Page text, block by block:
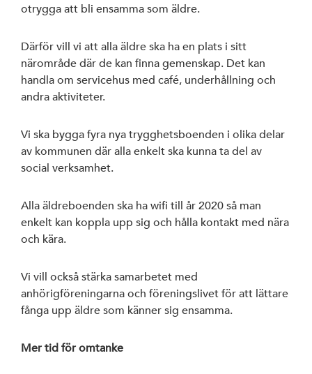
otrygga att bli ensamma som äldre.
Därför vill vi att alla äldre ska ha en plats i sitt
närområde där de kan finna gemenskap. Det kan
handla om servicehus med café, underhållning och
andra aktiviteter.
Vi ska bygga fyra nya trygghetsboenden i olika delar
av kommunen där alla enkelt ska kunna ta del av
social verksamhet.
Alla äldreboenden ska ha wifi till år 2020 så man
enkelt kan koppla upp sig och hålla kontakt med nära
och kära.
Vi vill också stärka samarbetet med
anhörigföreningarna och föreningslivet för att lättare
fånga upp äldre som känner sig ensamma.
Mer tid för omtanke